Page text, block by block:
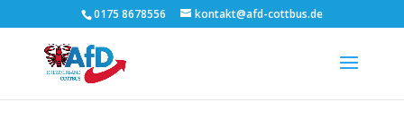
0175 8678556 kontakt@afd-cottbus.de